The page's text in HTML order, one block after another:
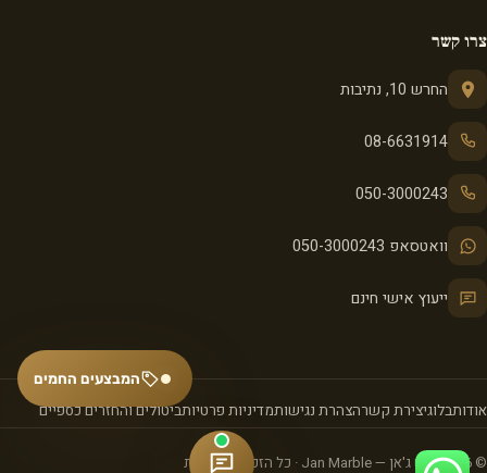
צרו קשר
החרש 10, נתיבות
08-6631914
050-3000243
וואטסאפ 050-3000243
ייעוץ אישי חינם
אודותבלוגיצירת קשרהצהרת נגישותמדיניות פרטיותביטולים והחזרים כספיים
© 2026 שיש ג'אן — Jan Marble · כל הזכויות שמורות
המבצעים החמים